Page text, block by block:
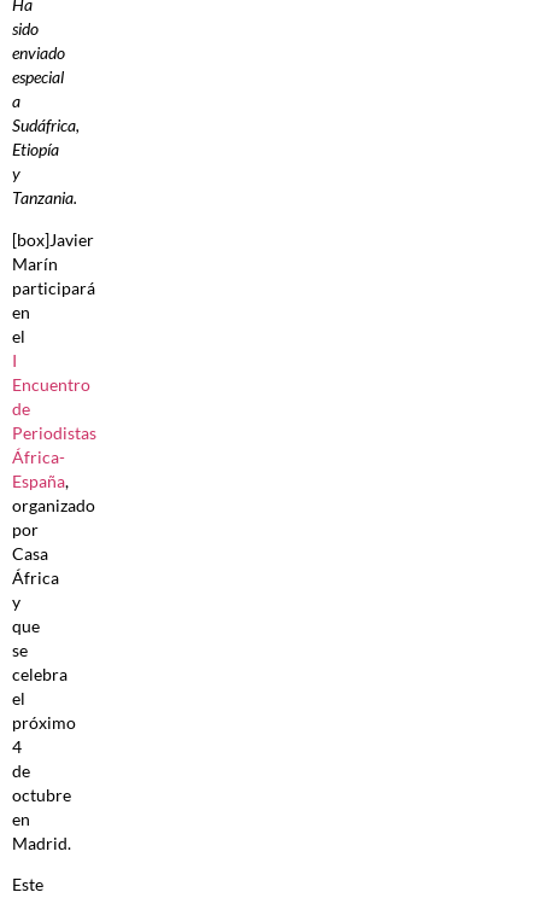
Ha
sido
enviado
especial
a
Sudáfrica,
Etiopía
y
Tanzania.
[box]Javier
Marín
participará
en
el
I
Encuentro
de
Periodistas
África-
España,
organizado
por
Casa
África
y
que
se
celebra
el
próximo
4
de
octubre
en
Madrid.
Este